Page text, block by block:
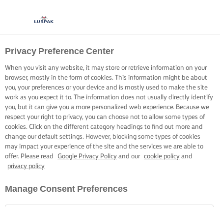
Privacy Preference Center
When you visit any website, it may store or retrieve information on your
browser, mostly in the form of cookies. This information might be about
you, your preferences or your device and is mostly used to make the site
work as you expect it to. The information does not usually directly identify
you, but it can give you a more personalized web experience. Because we
respect your right to privacy, you can choose not to allow some types of
cookies. Click on the different category headings to find out more and
change our default settings. However, blocking some types of cookies
may impact your experience of the site and the services we are able to
offer. Please read
Google Privacy Policy and our cookie policy and
privacy policy
Manage Consent Preferences